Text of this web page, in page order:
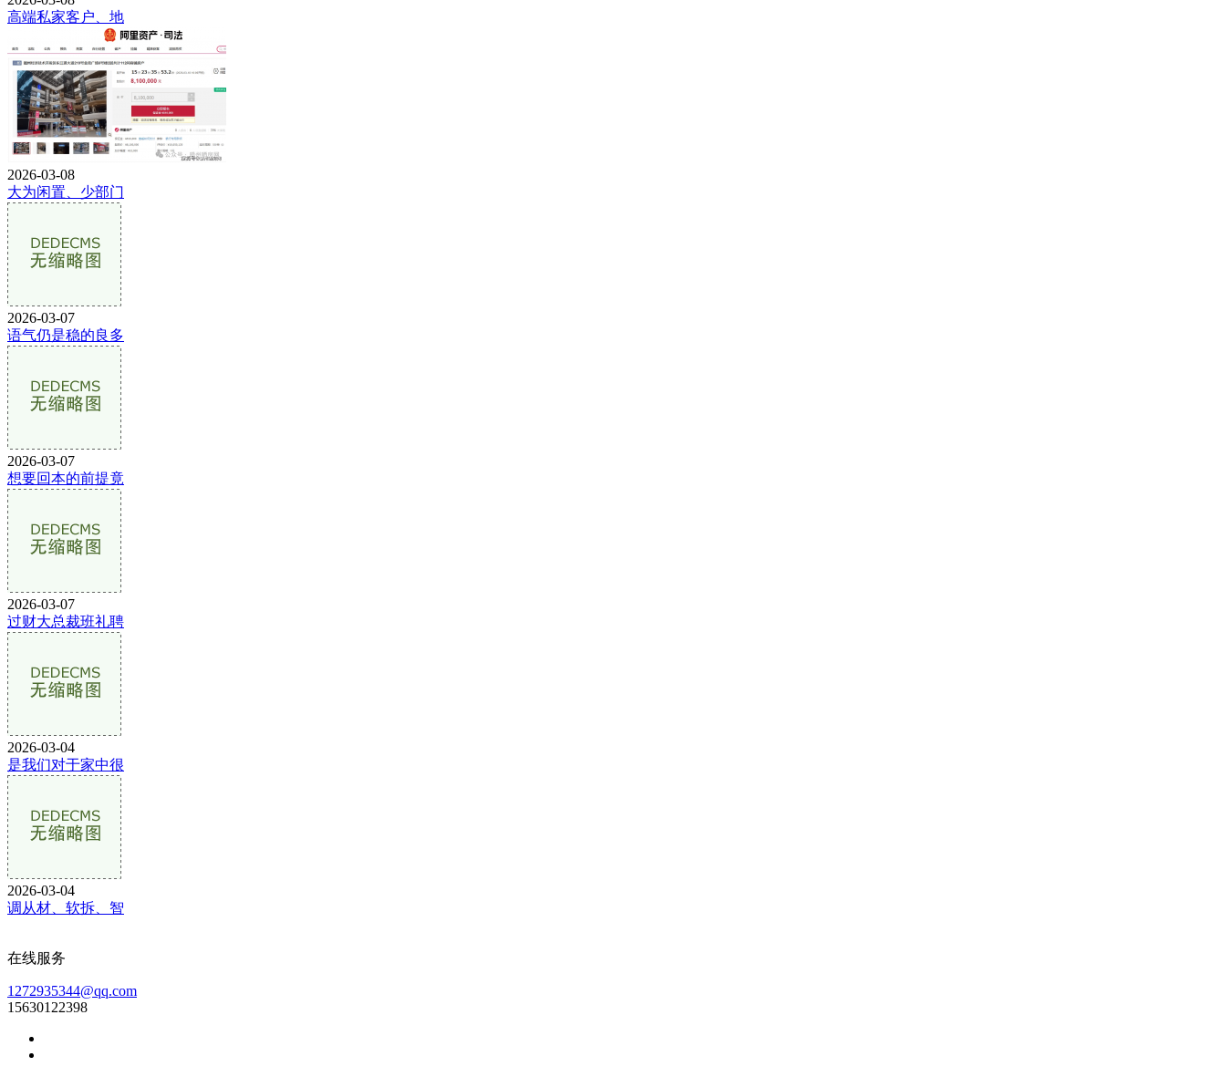
高端私家客户、地
2026-03-08
大为闲置、少部门
2026-03-07
语气仍是稳的良多
2026-03-07
想要回本的前提竟
2026-03-07
过财大总裁班礼聘
2026-03-04
是我们对于家中很
2026-03-04
调从材、软拆、智
在线服务
1272935344@qq.com
15630122398